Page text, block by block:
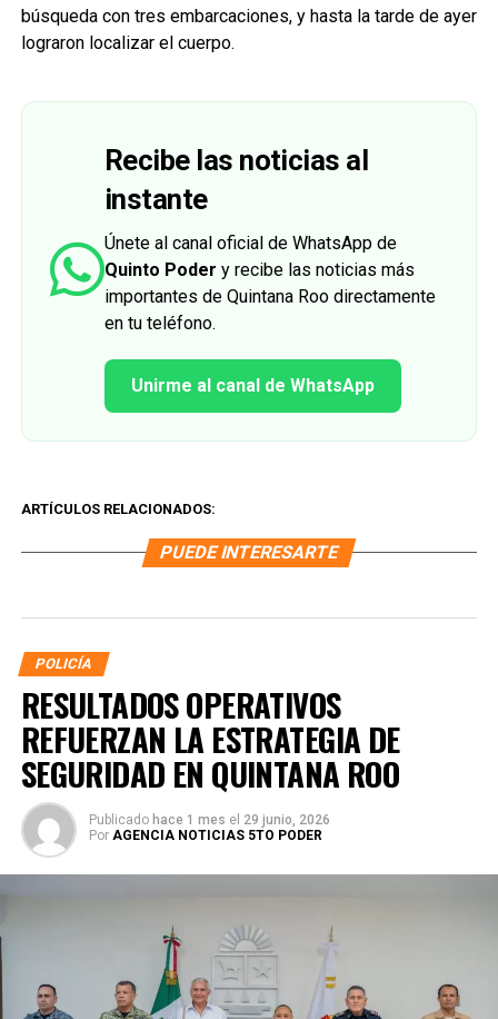
búsqueda con tres embarcaciones, y hasta la tarde de ayer
lograron localizar el cuerpo.
Recibe las noticias al
instante
Únete al canal oficial de WhatsApp de
Quinto Poder y recibe las noticias más
importantes de Quintana Roo directamente
en tu teléfono.
Unirme al canal de WhatsApp
ARTÍCULOS RELACIONADOS:
PUEDE INTERESARTE
POLICÍA
RESULTADOS OPERATIVOS
REFUERZAN LA ESTRATEGIA DE
SEGURIDAD EN QUINTANA ROO
Publicado hace 1 mes el 29 junio, 2026
Por AGENCIA NOTICIAS 5TO PODER